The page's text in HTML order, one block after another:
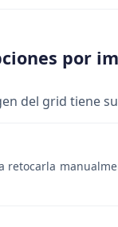
por
del grid tiene
retocarla